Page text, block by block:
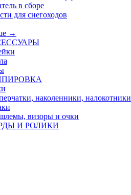
в сборе
для снегоходов
→
наколенники, налокотники
визоры и очки
И РОЛИКИ